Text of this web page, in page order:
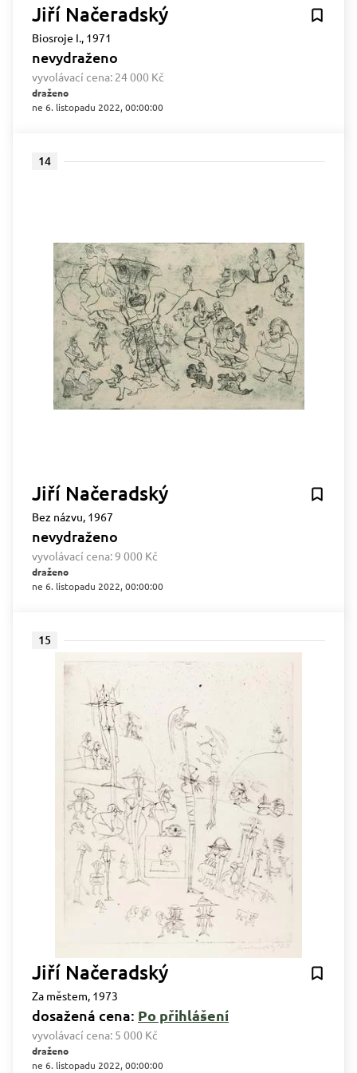
Jiří Načeradský
Biosroje I., 1971
nevydraženo
vyvolávací cena: 24 000 Kč
draženo
ne 6. listopadu 2022, 00:00:00
14
Jiří Načeradský
Bez názvu, 1967
nevydraženo
vyvolávací cena:9 000 Kč
draženo
ne 6. listopadu 2022, 00:00:00
15
Jiří Načeradský
Za městem, 1973
dosažená cena: Po přihlášení
vyvolávací cena: 5 000 Kč
draženo
ne 6. listopadu 2022, 00:00:00